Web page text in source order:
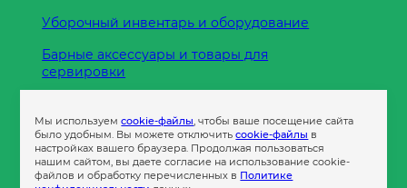
Уборочный инвентарь и оборудование
Барные аксессуары и товары для
сервировки
Пленка
Пакеты и сумки
Мы используемcookie-файлы, чтобы ваше посещение сайта
было удобным. Вы можете отключитьcookie-файлы в
настройках вашего браузера. Продолжая пользоваться
нашим сайтом, вы даете согласие на использование cookie-
файлов и обработку перечисленных в Политике